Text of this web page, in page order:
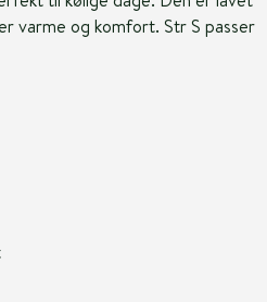
varme og komfort. Str S passer